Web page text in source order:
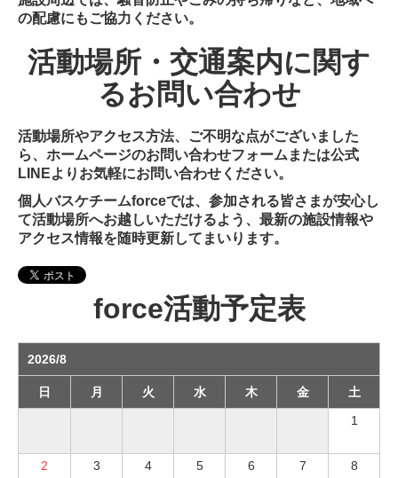
の配慮にもご協力ください。
活動場所・交通案内に関す
るお問い合わせ
活動場所やアクセス方法、ご不明な点がございました
ら、ホームページのお問い合わせフォームまたは公式
LINEよりお気軽にお問い合わせください。
個人バスケチームforceでは、参加される皆さまが安心し
て活動場所へお越しいただけるよう、最新の施設情報や
アクセス情報を随時更新してまいります。
force活動予定表
2026/8
日 月 火 水 木 金
土
1
2
3 4 5 6 7 8